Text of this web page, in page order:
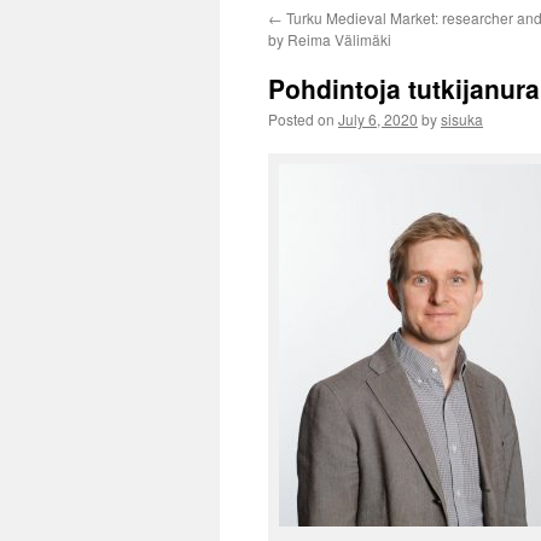
← Turku Medieval Market: researcher
by Reima Välimäki
Pohdintoja
Posted on July 6, 2020 bysisuka